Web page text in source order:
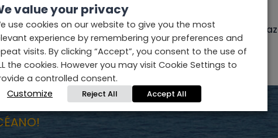
en el Catálogo Nacional de Especies
value your privacy
use cookies on our website to give you the most
experience by remembering your preferences and
visits. By clicking “Accept”, you consent to the use of
the cookies. However you may visit Cookie Settings to
a controlled consent.
Customize
Reject All Accept All